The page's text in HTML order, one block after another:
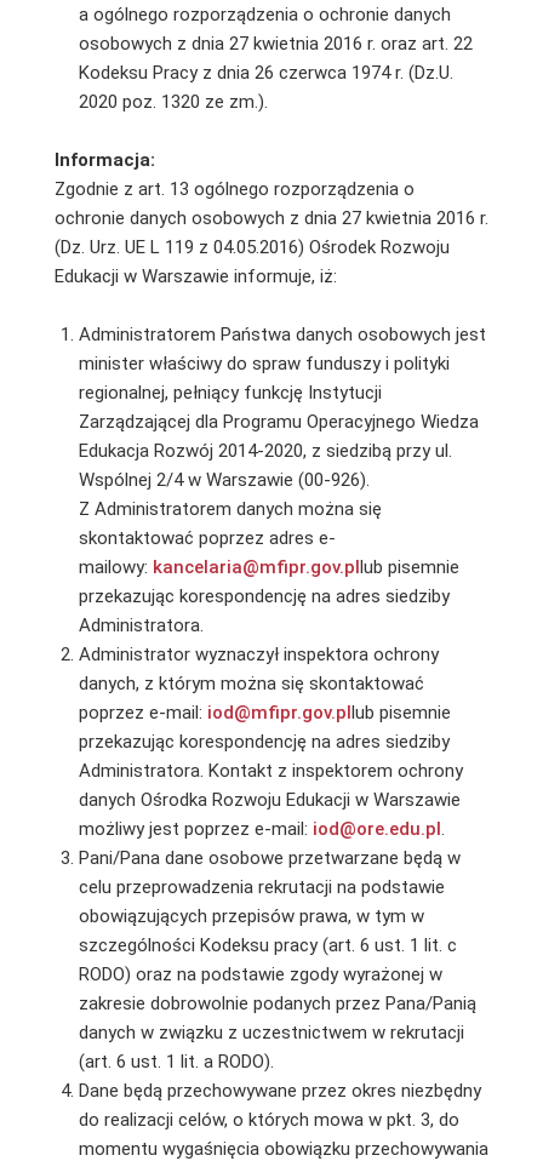
a ogólnego rozporządzenia o ochronie danych
osobowych z dnia 27 kwietnia 2016 r. oraz art. 22
Kodeksu Pracy z dnia 26 czerwca 1974 r. (Dz.U.
2020 poz. 1320 ze zm.).
Informacja:
Zgodnie z art. 13 ogólnego rozporządzenia o
ochronie danych osobowych z dnia 27 kwietnia 2016 r.
(Dz. Urz. UE L 119 z 04.05.2016) Ośrodek Rozwoju
Edukacji w Warszawie informuje, iż:
Administratorem Państwa danych osobowych jest
minister właściwy do spraw funduszy i polityki
regionalnej, pełniący funkcję Instytucji
Zarządzającej dla Programu Operacyjnego Wiedza
Edukacja Rozwój 2014-2020, z siedzibą przy ul.
Wspólnej 2/4 w Warszawie (00-926).
Z Administratorem danych można się
skontaktować poprzez adres e-
mailowy: kancelaria@mfipr.gov.pllub pisemnie
przekazując korespondencję na adres siedziby
Administratora.
Administrator wyznaczył inspektora ochrony
danych, z którym można się skontaktować
poprzez e-mail: iod@mfipr.gov.pllub pisemnie
przekazując korespondencję na adres siedziby
Administratora. Kontakt z inspektorem ochrony
danych Ośrodka Rozwoju Edukacji w Warszawie
możliwy jest poprzez e-mail: iod@ore.edu.pl.
Pani/Pana dane osobowe przetwarzane będą w
celu przeprowadzenia rekrutacji na podstawie
obowiązujących przepisów prawa, w tym w
szczególności Kodeksu pracy (art. 6 ust. 1 lit. c
RODO) oraz na podstawie zgody wyrażonej w
zakresie dobrowolnie podanych przez Pana/Panią
danych w związku z uczestnictwem w rekrutacji
(art. 6 ust. 1 lit. a RODO).
Dane będą przechowywane przez okres niezbędny
do realizacji celów, o których mowa w pkt. 3, do
momentu wygaśnięcia obowiązku przechowywania